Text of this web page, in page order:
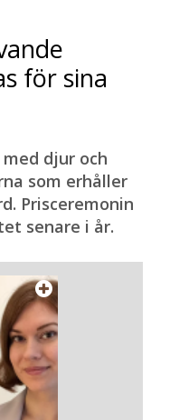
för sina
djur och
som erhåller
Prisceremonin
senare i år.